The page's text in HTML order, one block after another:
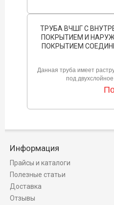
ТРУБА ВЧШГ С
ПОКРЫТИЕМ И
ПОКРЫТИЕМ
Данная труба имеет
под
Информация
Прайсы и каталоги
Полезные статьи
Доставка
Отзывы